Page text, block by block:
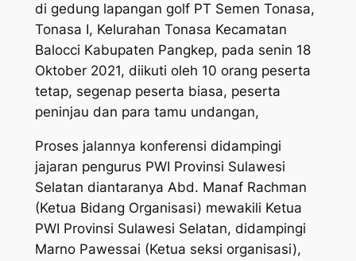
di gedung lapangan golf PT Semen Tonasa,
Tonasa I, Kelurahan Tonasa Kecamatan
Balocci Kabupaten Pangkep, pada senin 18
Oktober 2021, diikuti oleh 10 orang peserta
tetap, segenap peserta biasa, peserta
peninjau dan para tamu undangan,
Proses jalannya konferensi didampingi
jajaran pengurus PWI Provinsi Sulawesi
Selatan diantaranya Abd. Manaf Rachman
(Ketua Bidang Organisasi) mewakili Ketua
PWI Provinsi Sulawesi Selatan, didampingi
Marno Pawessai (Ketua seksi organisasi),